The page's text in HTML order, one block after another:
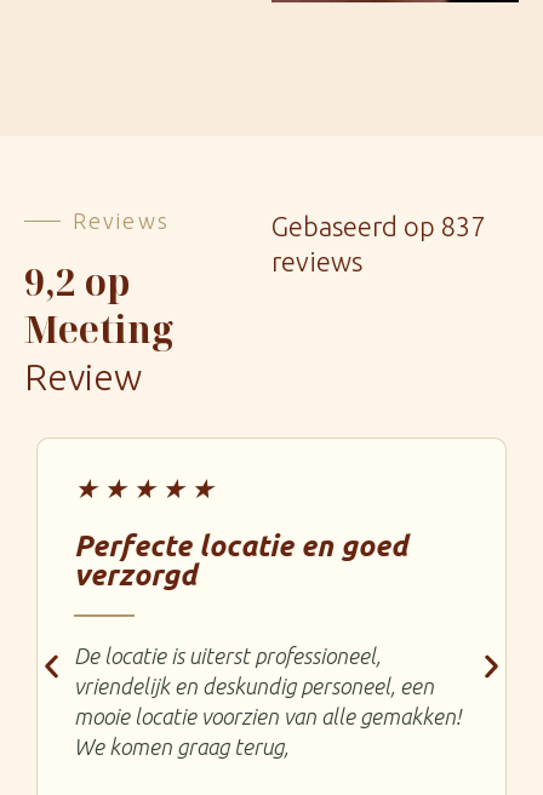
Reviews
9,2 op
Meeting
Review
Gebaseerd op 837
reviews
★★★★★
Perfecte locatie en goed
verzorgd
De locatie is uiterst professioneel,
vriendelijk en deskundig personeel, een
mooie locatie voorzien van alle gemakken!
We komen graag terug,